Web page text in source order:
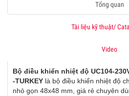
Tổng quan
Tài liệu kỹ thuật/
Video
Bộ điều khiển nhiệt độ UC104-
-TURKEY là bộ điều khiển nhiệt độ
nhỏ gọn 48x48 mm, giá rẻ chuyên